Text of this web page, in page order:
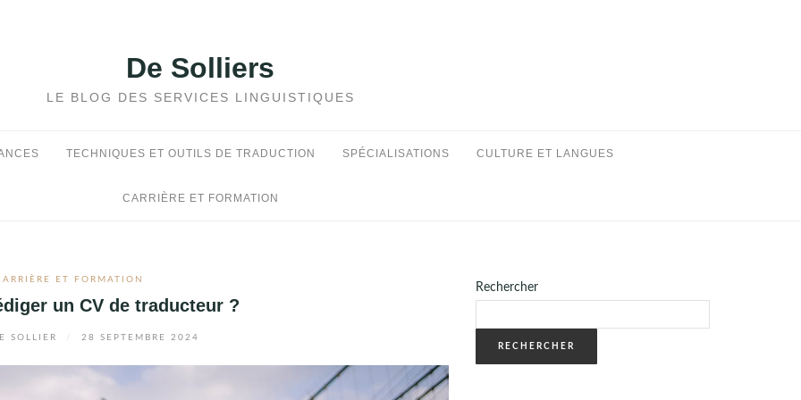
De Solliers
LE BLOG DES SERVICES LINGUISTIQUES
TECHNIQUES ET OUTILS DE TRADUCTION SPÉCIALISATIONS CULTURE ET LANGUES
CARRIÈRE ET FORMATION
ET FORMATION
un CV de traducteur ?
SOLLIER 28 SEPTEMBRE 2024
Rechercher
RECHERCHER